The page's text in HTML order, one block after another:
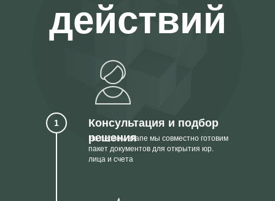
На первом этапе мы совместно готовим
пакет документов для открытия юр.
лица и счета
Консультация и подбор
решения
действий
1